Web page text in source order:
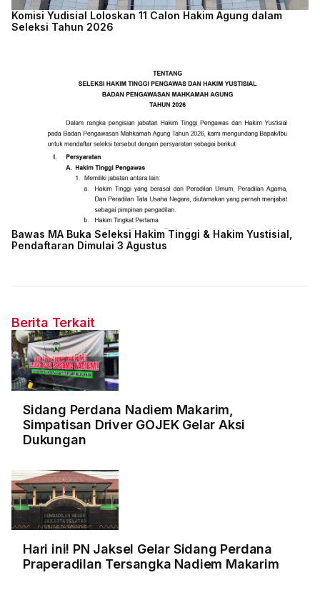
Komisi Yudisial Loloskan 11 Calon Hakim Agung dalam
Seleksi Tahun 2026
Bawas MA Buka Seleksi Hakim Tinggi & Hakim Yustisial,
Pendaftaran Dimulai 3 Agustus
Berita Terkait
Sidang Perdana Nadiem Makarim,
Simpatisan Driver GOJEK Gelar Aksi
Dukungan
Hari ini! PN Jaksel Gelar Sidang Perdana
Praperadilan Tersangka Nadiem Makarim